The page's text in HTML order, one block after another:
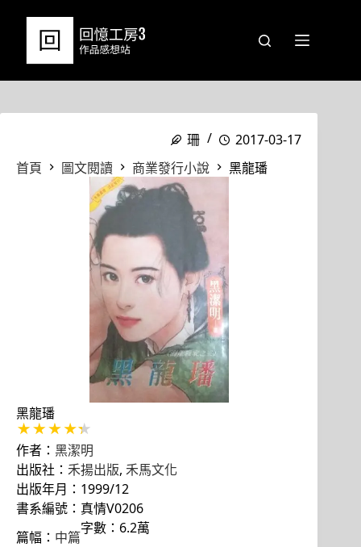
珊
2017-03-17
首頁
圖文閱讀 商業發行小說 黑龍璠
黑龍璠
作者： 黑潔明
出版社： 禾揚出版, 禾馬文化
出版年月：1999/12
書系編號：真情V0206
篇幅： 中篇
字數：6.2萬